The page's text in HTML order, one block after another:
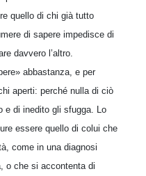
quello di chi già tutto
di sapere impedisce di
davvero l’altro.
abbastanza, e per
aperti: perché nulla di ciò
e di inedito gli sfugga. Lo
essere quello di colui che
come in una diagnosi
o che si accontenta di